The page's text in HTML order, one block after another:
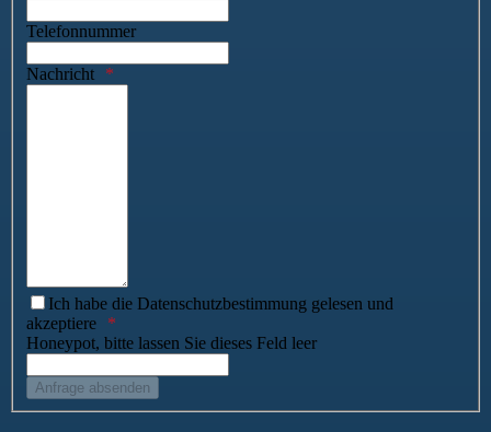
Telefonnummer
Nachricht
Ich habe die Datenschutzbestimmung gelesen und
akzeptiere
Honeypot, bitte lassen Sie dieses Feld leer